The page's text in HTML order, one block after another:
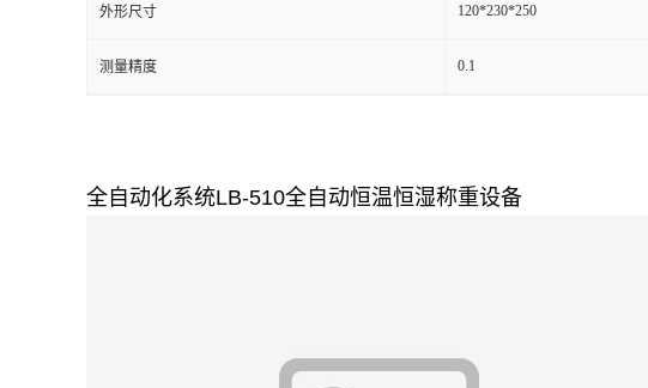
外形尺寸 120*230*250
测量精度 0.1
全自动化系统LB-510全自动恒温恒湿称重设备